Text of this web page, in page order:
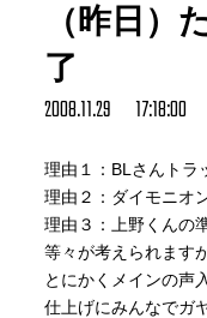
似顔絵（『北斗の
スタジオの一番良い
（宇多丸）
（昨日）
了
2008.11.29 17:18:00
理由１：BLさんトラ
理由２：ダイモニオ
理由３：上野くんの
等々が考えられますが
とにかくメインの声
仕上げにみんなでガ